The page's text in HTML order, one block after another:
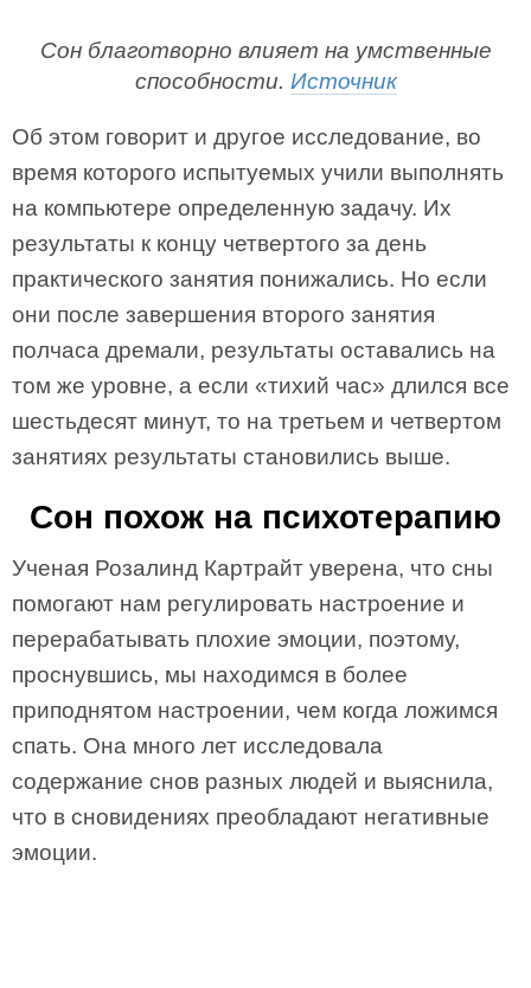
Сон благотворно влияет на умственные
способности. Источник
Об этом говорит и другое исследование, во
время которого испытуемых учили выполнять
на компьютере определенную задачу. Их
результаты к концу четвертого за день
практического занятия понижались. Но если
они после завершения второго занятия
полчаса дремали, результаты оставались на
том же уровне, а если «тихий час» длился все
шестьдесят минут, то на третьем и четвертом
занятиях результаты становились выше.
Сон похож на психотерапию
Ученая Розалинд Картрайт уверена, что сны
помогают нам регулировать настроение и
перерабатывать плохие эмоции, поэтому,
проснувшись, мы находимся в более
приподнятом настроении, чем когда ложимся
спать. Она много лет исследовала
содержание снов разных людей и выяснила,
что в сновидениях преобладают негативные
эмоции.